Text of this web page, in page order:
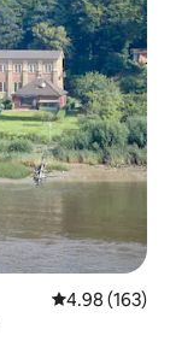
평점 4.98점(5
4.98 (163)